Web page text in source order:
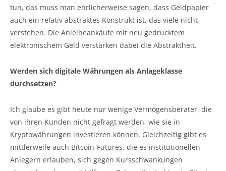
tun, das muss man ehrlicherweise sagen, dass Geldpapier
auch ein relativ abstraktes Konstrukt ist, das viele nicht
verstehen. Die Anleiheankäufe mit neu gedrucktem
elektronischem Geld verstärken dabei die Abstraktheit.
Werden sich digitale Währungen als Anlageklasse
durchsetzen?
Ich glaube es gibt heute nur wenige Vermögensberater, die
von ihren Kunden nicht gefragt werden, wie sie in
Kryptowährungen investieren können. Gleichzeitig gibt es
mittlerweile auch Bitcoin-Futures, die es institutionellen
Anlegern erlauben, sich gegen Kursschwankungen